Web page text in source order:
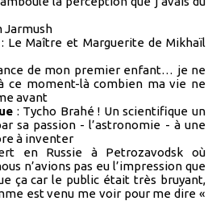
Jarmush
Le Maître et Marguerite de Mikhaïl
de mon premier enfant… je ne
ce moment-là combien ma vie ne
avant
: Tycho Brahé ! Un scientifique un
sa passion - l’astronomie - à une
à inventer
en Russie à Petrozavodsk où
n’avions pas eu l’impression que
ça car le public était très bruyant,
est venu me voir pour me dire «